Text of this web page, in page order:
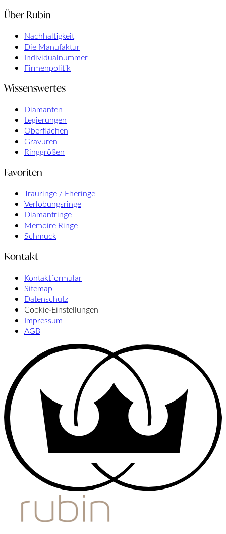
Über Rubin
Nachhaltigkeit
Die Manufaktur
Individualnummer
Firmenpolitik
Wissenswertes
Diamanten
Legierungen
Oberflächen
Gravuren
Ringgrößen
Favoriten
Trauringe / Eheringe
Verlobungsringe
Diamantringe
Memoire Ringe
Schmuck
Kontakt
Kontaktformular
Sitemap
Datenschutz
Cookie‑Einstellungen
Impressum
AGB